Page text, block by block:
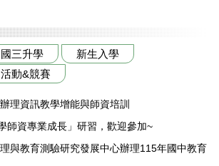
國三升學
新生入學
活動&競賽
理資訊教學增能與師資培訓
師資專業成長」研習，歡迎參加~
與教育測驗研究發展中心辦理115年國中教育